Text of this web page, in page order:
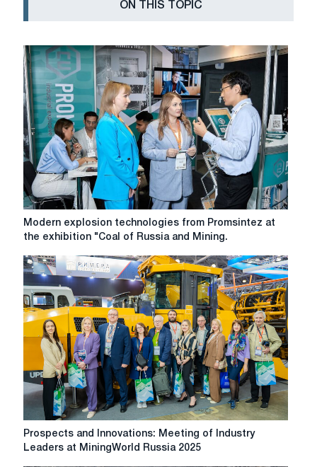
ON THIS TOPIC
Modern
explosion
from
Promsintez
at
the
exhibition
"Coal
Russia
and
Mining.
The
of
Modern explosion technologies from Promsintez at
the exhibition "Coal of Russia and Mining.
Prospects
and
Prospects and Innovations: Meeting of Industry
Leaders at MiningWorld Russia 2025